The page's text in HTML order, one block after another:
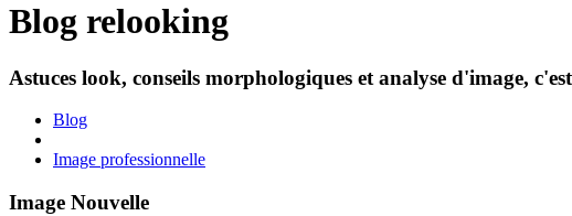
Blog relooking
Astuces look, conseils morphologiques et analyse d'image,
Blog
Image professionnelle
Image Nouvelle